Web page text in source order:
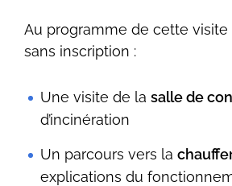
Au programme de cette
sans inscription :
Une visite de la salle de
d’incinération
Un parcours vers la
explications du